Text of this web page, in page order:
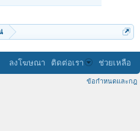
ลงโฆษณา ติดต่อเรา ช่วยเหลือ
ข้อกำหนดและกฎ